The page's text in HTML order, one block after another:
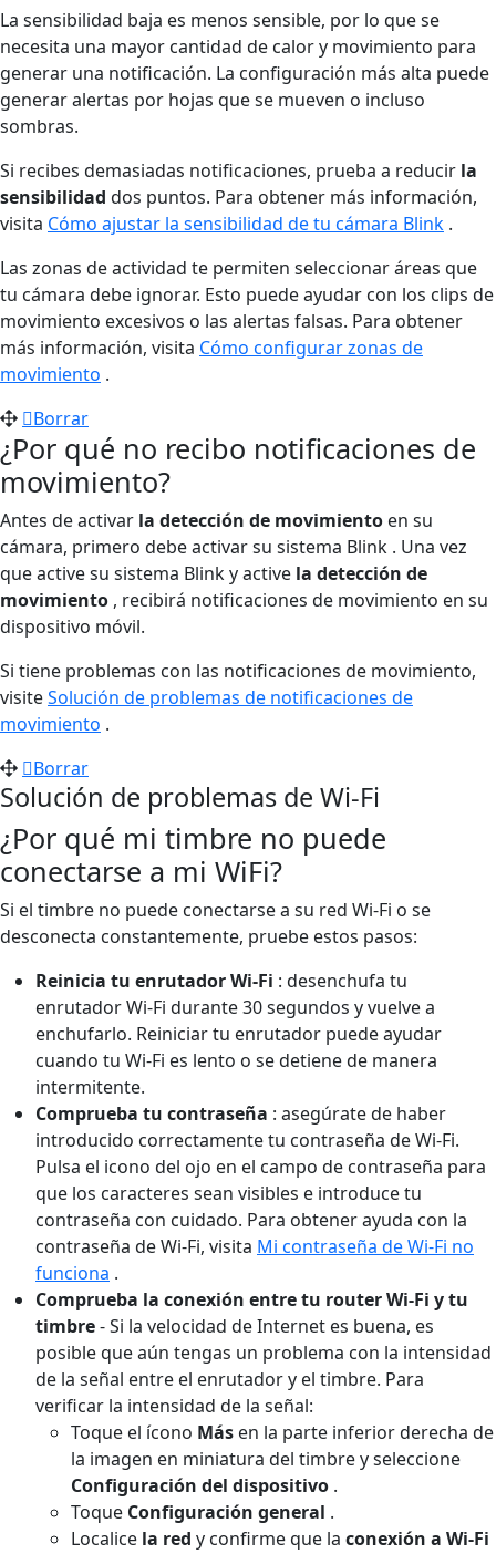
La sensibilidad baja es menos sensible, por lo que se
necesita una mayor cantidad de calor y movimiento para
generar una notificación. La configuración más alta puede
generar alertas por hojas que se mueven o incluso
sombras.
Si recibes demasiadas notificaciones, prueba a reducir la
sensibilidad dos puntos. Para obtener más información,
visita Cómo ajustar la sensibilidad de tu cámara Blink .
Las zonas de actividad te permiten seleccionar áreas que
tu cámara debe ignorar. Esto puede ayudar con los clips de
movimiento excesivos o las alertas falsas. Para obtener
más información, visita Cómo configurar zonas de
movimiento .
Borrar
¿Por qué no recibo notificaciones de
movimiento?
Antes de activar la detección de movimiento en su
cámara, primero debe activar su sistema Blink . Una vez
que active su sistema Blink y active la detección de
movimiento , recibirá notificaciones de movimiento en su
dispositivo móvil.
Si tiene problemas con las notificaciones de movimiento,
visiteSolución de problemas de notificaciones de
movimiento .
Borrar
Solución de problemas de Wi-Fi
¿Por qué mi timbre no puede
conectarse a mi WiFi?
Si el timbre no puede conectarse a su red Wi-Fi o se
desconecta constantemente, pruebe estos pasos:
Reinicia tu enrutador Wi-Fi : desenchufa tu
enrutador Wi-Fi durante 30 segundos y vuelve a
enchufarlo. Reiniciar tu enrutador puede ayudar
cuando tu Wi-Fi es lento o se detiene de manera
intermitente.
Comprueba tu contraseña : asegúrate de haber
introducido correctamente tu contraseña de Wi-Fi.
Pulsa el icono del ojo en el campo de contraseña para
que los caracteres sean visibles e introduce tu
contraseña con cuidado. Para obtener ayuda con la
contraseña de Wi-Fi, visita Mi contraseña de Wi-Fi no
funciona .
Comprueba la conexión entre tu router Wi-Fi y tu
timbre-Si la velocidad de Internet es buena, es
posible que aún tengas un problema con la intensidad
de la señal entre el enrutador y el timbre. Para
verificar la intensidad de la señal:
Toque el ícono Más en la parte inferior derecha de
la imagen en miniatura del timbre y seleccione
Configuración del dispositivo .
Toque Configuración general .
Localice la red y confirme que la conexión a Wi-Fi